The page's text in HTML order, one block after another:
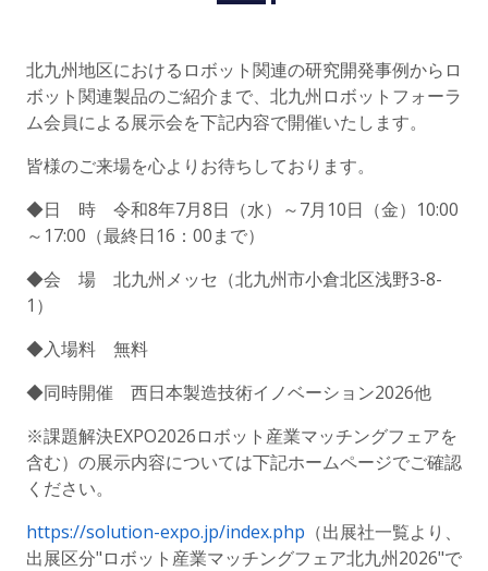
北九州地区におけるロボット関連の研究開発事例からロ
ボット関連製品のご紹介まで、北九州ロボットフォーラ
ム会員による展示会を下記内容で開催いたします。
皆様のご来場を心よりお待ちしております。
◆日 時 令和8年7月8日（水）～7月10日（金）10:00
～17:00（最終日16：00まで）
◆会 場 北九州メッセ（北九州市小倉北区浅野3-8-
1）
◆入場料 無料
◆同時開催 西日本製造技術イノベーション2026他
※課題解決EXPO2026ロボット産業マッチングフェアを
含む）の展示内容については下記ホームページでご確認
ください。
https://solution-expo.jp/index.php （出展社一覧より、
出展区分"ロボット産業マッチングフェア北九州2026"で